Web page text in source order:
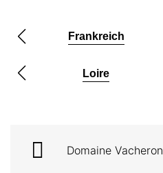
Frankreich
Loire
Domaine Vacheron